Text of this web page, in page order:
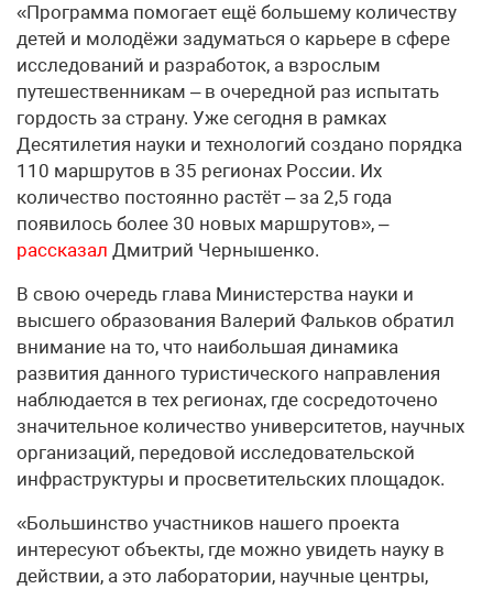
«Программа помогает ещё большему количеству
детей и молодёжи задуматься о карьере в сфере
исследований и разработок, а взрослым
путешественникам – в очередной раз испытать
гордость за страну. Уже сегодня в рамках
Десятилетия науки и технологий создано порядка
110 маршрутов в 35 регионах России. Их
количество постоянно растёт – за 2,5 года
появилось более 30 новых маршрутов», –
рассказал Дмитрий Чернышенко.
В свою очередь глава Министерства науки и
высшего образования Валерий Фальков обратил
внимание на то, что наибольшая динамика
развития данного туристического направления
наблюдается в тех регионах, где сосредоточено
значительное количество университетов, научных
организаций, передовой исследовательской
инфраструктуры и просветительских площадок.
«Большинство участников нашего проекта
интересуют объекты, где можно увидеть науку в
действии, а это лаборатории, научные центры,